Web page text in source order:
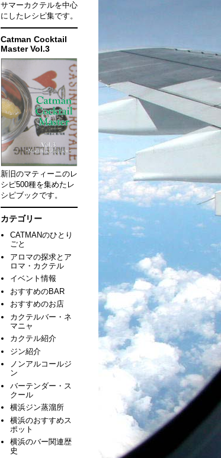
サマーカクテルを中心
にしたレシピ集です。
Catman Cocktail
Master Vol.3
新旧のマティーニのレ
シピ500種を集めたレ
シピブックです。
カテゴリー
CATMANのひとり
ごと
アロマの探求とア
ロマ・カクテル
イベント情報
おすすめのBAR
おすすめのお店
カクテルバー・ネ
マニャ
カクテル紹介
ジン紹介
ノンアルコールジ
ン
バーテンダー・ス
クール
横浜ジン蒸溜所
横浜のおすすめス
ポット
横浜のバー関連歴
史